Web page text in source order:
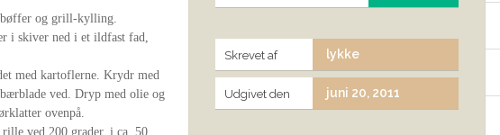
Skrevet af lykke
Udgivet den juni 20, 2011
bøffer og grill-kylling.
i skiver ned i et ildfast fad,
med kartoflerne. Krydr med
ved. Dryp med olie og
ovenpå.
ved 200 grader, i ca. 50